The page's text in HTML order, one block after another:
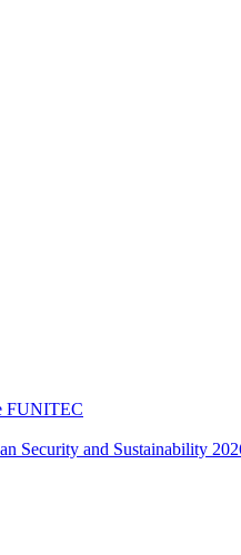
FUNITEC
Security and Sustainability